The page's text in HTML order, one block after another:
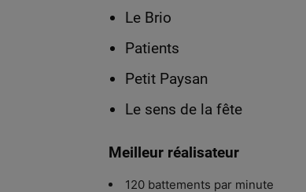
Le Brio
Patients
Petit Paysan
Le sens de la fête
Meilleur réalisateur
120 battements par minute